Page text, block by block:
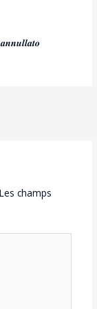
Les champs